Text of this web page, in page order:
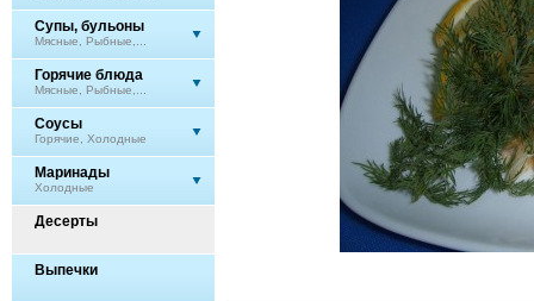
Супы, бульоны
Мясные, Рыбные,...
Горячие блюда
Мясные, Рыбные,...
Соусы
Горячие, Холодные
Маринады
Холодные
Десерты
Выпечки